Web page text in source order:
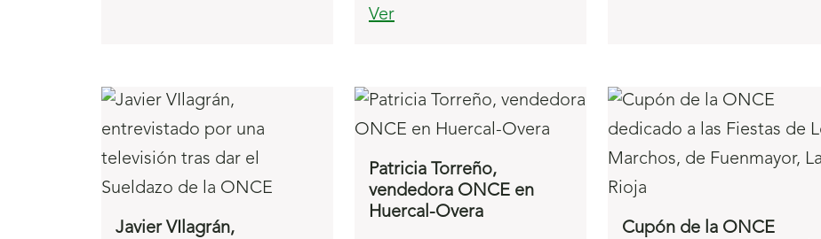
Ver
Javier VIlagrán,
Patricia Torreño,
vendedora ONCE en
Huercal-Overa
Cupón de la ONCE